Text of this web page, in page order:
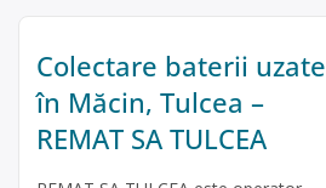
Colectare baterii uzate
în Măcin, Tulcea –
REMAT SA TULCEA